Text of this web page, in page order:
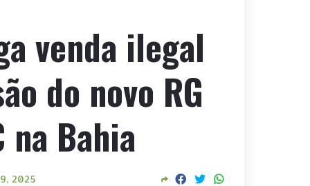
venda ilegal
do novo RG
na Bahia
2025